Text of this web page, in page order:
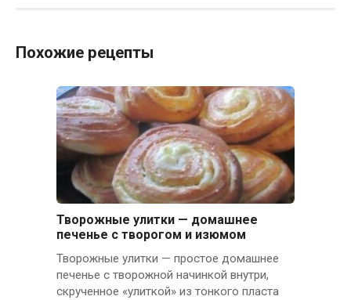
Похожие рецепты
Творожные улитки — домашнее
печенье с творогом и изюмом
Творожные улитки — простое домашнее
печенье с творожной начинкой внутри,
скрученное «улиткой» из тонкого пласта